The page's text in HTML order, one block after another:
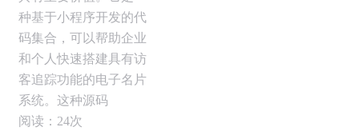
种基于小程序开发的代
码集合，可以帮助企业
和个人快速搭建具有访
客追踪功能的电子名片
系统。这种源码
阅读：24次